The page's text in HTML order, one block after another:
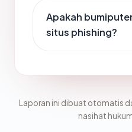
Apakah
situs phishing?
Laporan ini dibuat otomatis
nasihat